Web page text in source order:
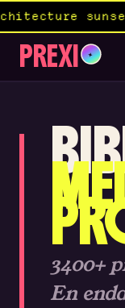
PREXI ✦
3400+
En